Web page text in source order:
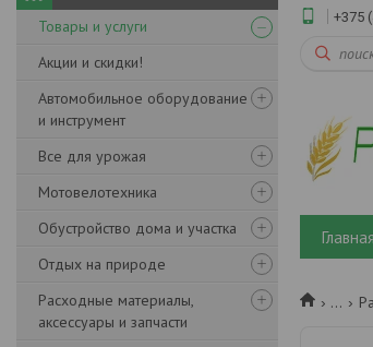
Товары и услуги
Акции и скидки!
Автомобильное оборудование
и инструмент
Все для урожая
Мотовелотехника
Обустройство дома и участка
Отдых на природе
Расходные материалы,
аксессуары и запчасти
+375
Главная
...